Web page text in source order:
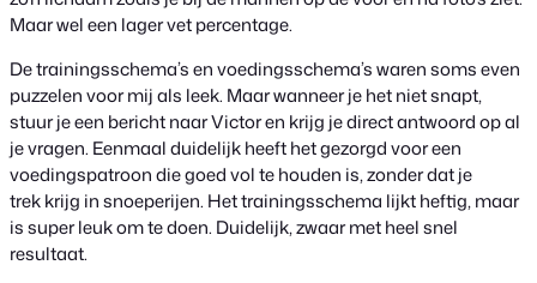
Maar wel een lager vet percentage.
De trainingsschema’s en voedingsschema’s waren soms even
puzzelen voor mij als leek. Maar wanneer je het niet snapt,
stuur je een bericht naar Victor en krijg je direct antwoord op al
je vragen. Eenmaal duidelijk heeft het gezorgd voor een
voedingspatroon die goed vol te houden is, zonder dat je
trek krijg in snoeperijen. Het trainingsschema lijkt heftig, maar
is super leuk om te doen. Duidelijk, zwaar met heel snel
resultaat.